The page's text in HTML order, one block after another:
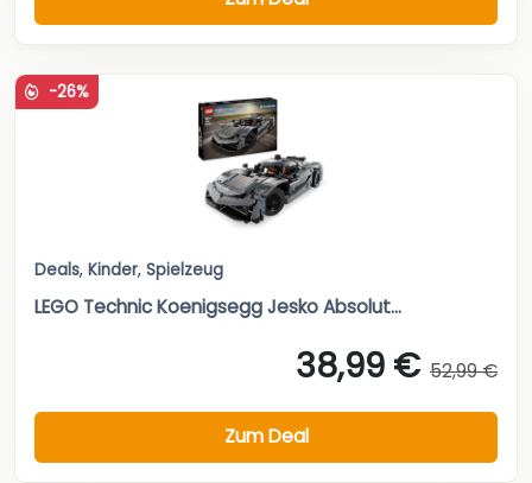
-26%
Deals, Kinder, Spielzeug
LEGO Technic Koenigsegg Jesko Absolut...
38,99 € 52,99 €
Zum Deal